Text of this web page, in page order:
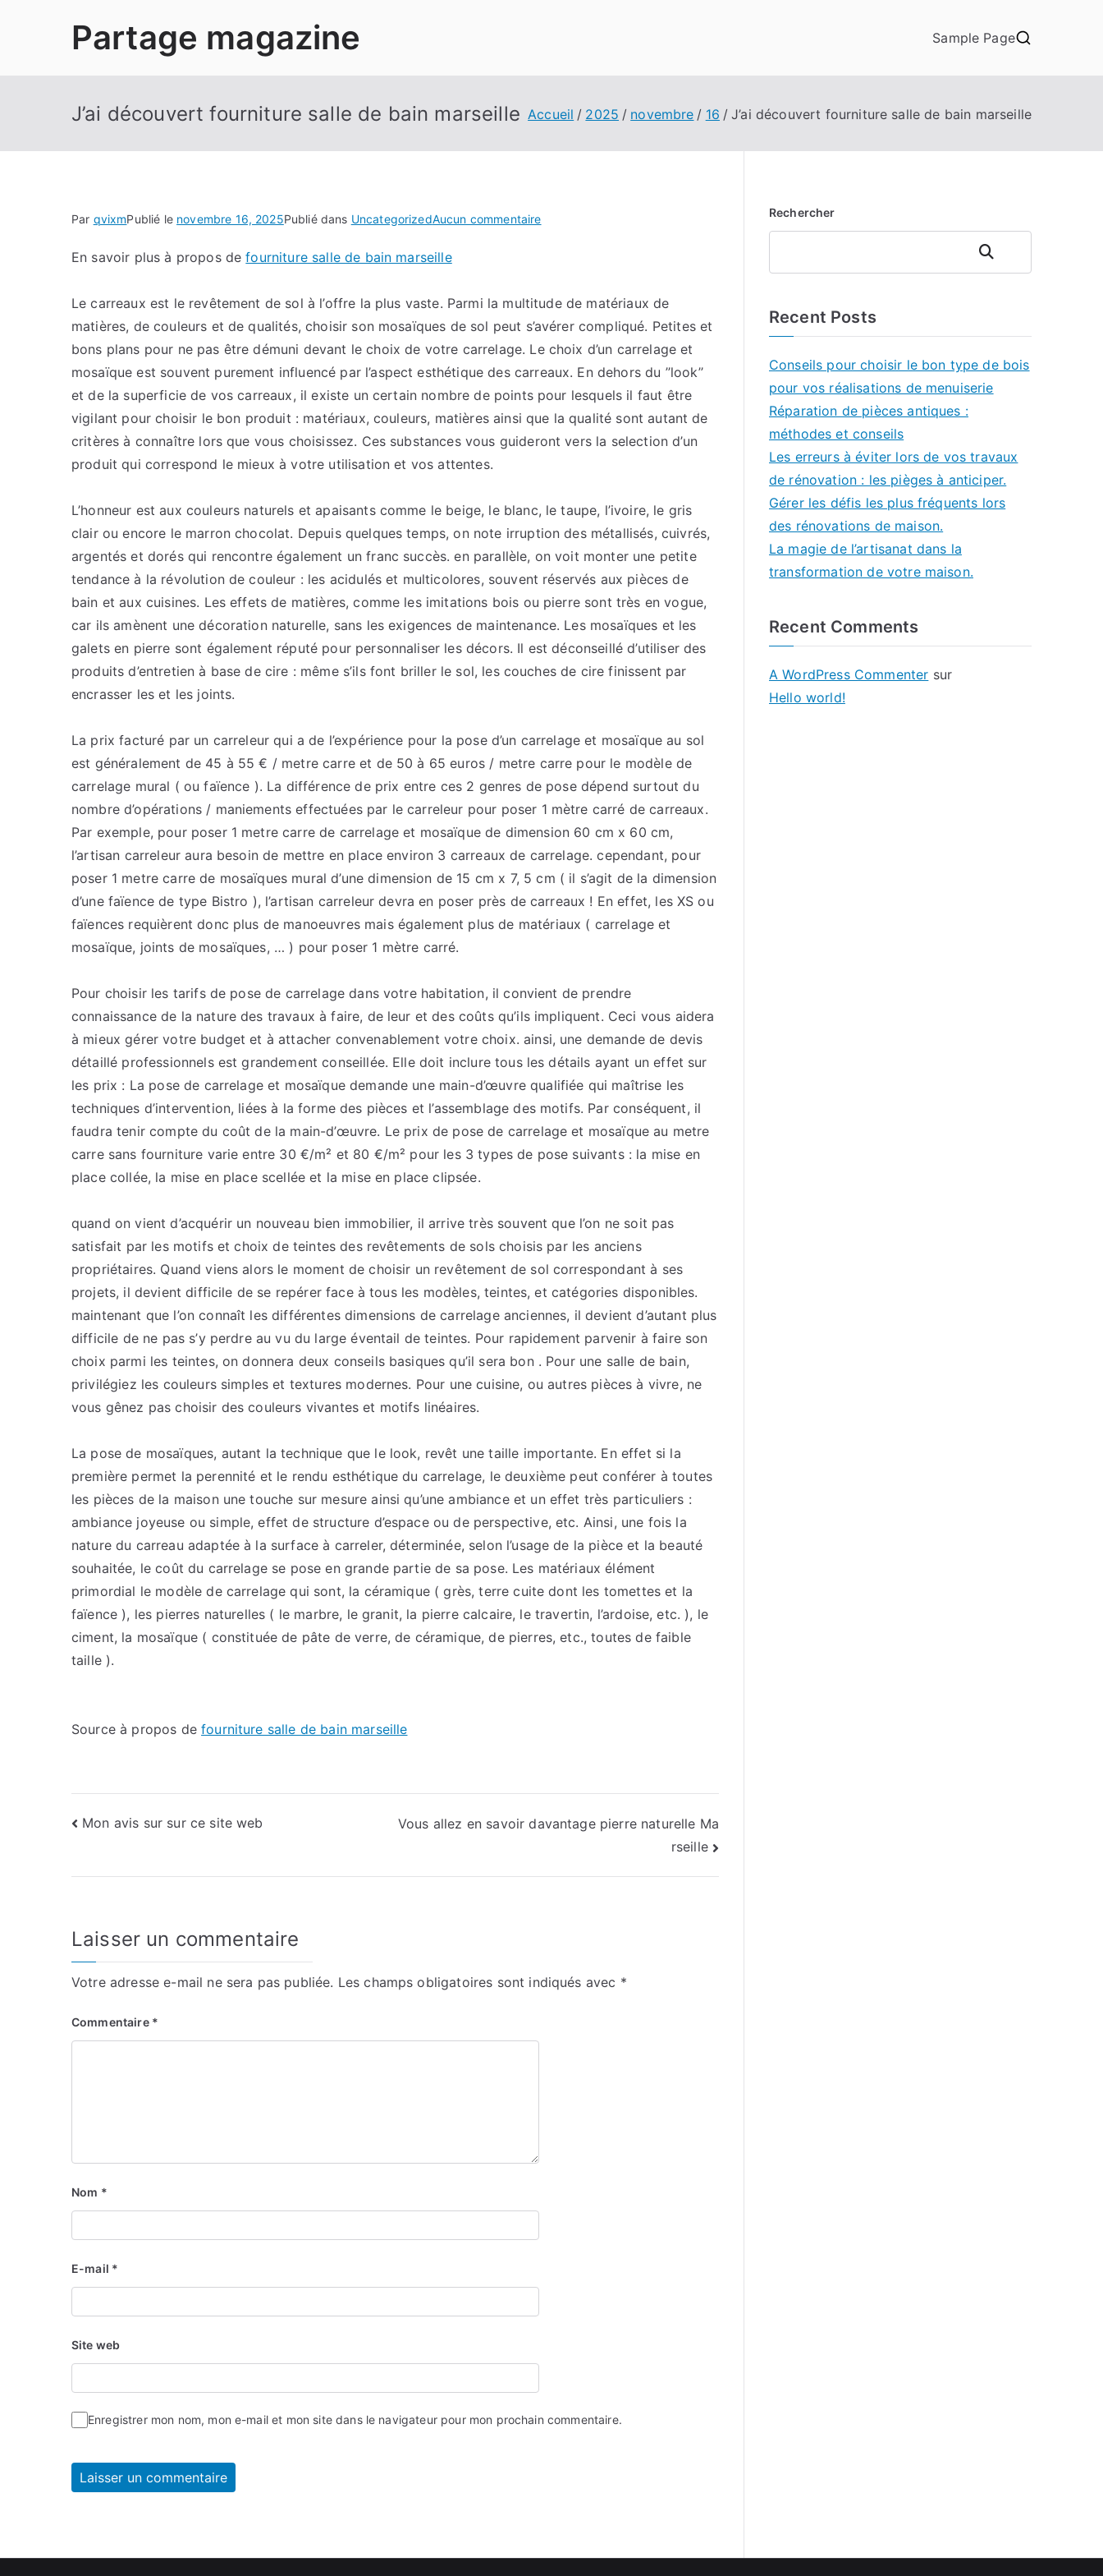
Partage magazine Sample Page
J’ai découvert fourniture salle de bain marseille Accueil 2025 novembre 16 J’ai découvert fourniture salle de bain marseille
Par qvixmPublié le novembre 16, 2025Publié dans UncategorizedAucun commentairesur
salle
de
bain
En savoir plus à propos defourniture salle de bain marseille
Le carreaux est le revêtement de sol à l’offre la plus vaste. Parmi la multitude de matériaux de
matières, de couleurs et de qualités, choisir son mosaïques de sol peut s’avérer compliqué. Petites et
bons plans pour ne pas être démuni devant le choix de votre carrelage. Le choix d’un carrelage et
mosaïque est souvent purement influencé par l’aspect esthétique des carreaux. En dehors du ’’look’’
et de la superficie de vos carreaux, il existe un certain nombre de points pour lesquels il faut être
vigilant pour choisir le bon produit : matériaux, couleurs, matières ainsi que la qualité sont autant de
critères à connaître lors que vous choisissez. Ces substances vous guideront vers la selection d’un
produit qui correspond le mieux à votre utilisation et vos attentes.
L’honneur est aux couleurs naturels et apaisants comme le beige, le blanc, le taupe, l’ivoire, le gris
clair ou encore le marron chocolat. Depuis quelques temps, on note irruption des métallisés, cuivrés,
argentés et dorés qui rencontre également un franc succès. en parallèle, on voit monter une petite
tendance à la révolution de couleur : les acidulés et multicolores, souvent réservés aux pièces de
bain et aux cuisines. Les effets de matières, comme les imitations bois ou pierre sont très en vogue,
car ils amènent une décoration naturelle, sans les exigences de maintenance. Les mosaïques et les
galets en pierre sont également réputé pour personnaliser les décors. Il est déconseillé d’utiliser des
produits d’entretien à base de cire : même s’ils font briller le sol, les couches de cire finissent par
encrasser les et les joints.
La prix facturé par un carreleur qui a de l’expérience pour la pose d’un carrelage et mosaïque au sol
est généralement de 45 à 55 € / metre carre et de 50 à 65 euros / metre carre pour le modèle de
carrelage mural ( ou faïence ). La différence de prix entre ces 2 genres de pose dépend surtout du
nombre d’opérations / maniements effectuées par le carreleur pour poser 1 mètre carré de carreaux.
Par exemple, pour poser 1 metre carre de carrelage et mosaïque de dimension 60 cm x 60 cm,
l’artisan carreleur aura besoin de mettre en place environ 3 carreaux de carrelage. cependant, pour
poser 1 metre carre de mosaïques mural d’une dimension de 15 cm x 7, 5 cm ( il s’agit de la dimension
d’une faïence de type Bistro ), l’artisan carreleur devra en poser près de carreaux ! En effet, les XS ou
faïences requièrent donc plus de manoeuvres mais également plus de matériaux ( carrelage et
mosaïque, joints de mosaïques, … ) pour poser 1 mètre carré.
Pour choisir les tarifs de pose de carrelage dans votre habitation, il convient de prendre
connaissance de la nature des travaux à faire, de leur et des coûts qu’ils impliquent. Ceci vous aidera
à mieux gérer votre budget et à attacher convenablement votre choix. ainsi, une demande de devis
détaillé professionnels est grandement conseillée. Elle doit inclure tous les détails ayant un effet sur
les prix : La pose de carrelage et mosaïque demande une main-d’œuvre qualifiée qui maîtrise les
techniques d’intervention, liées à la forme des pièces et l’assemblage des motifs. Par conséquent, il
faudra tenir compte du coût de la main-d’œuvre. Le prix de pose de carrelage et mosaïque au metre
carre sans fourniture varie entre 30 €/m² et 80 €/m² pour les 3 types de pose suivants : la mise en
place collée, la mise en place scellée et la mise en place clipsée.
quand on vient d’acquérir un nouveau bien immobilier, il arrive très souvent que l’on ne soit pas
satisfait par les motifs et choix de teintes des revêtements de sols choisis par les anciens
propriétaires. Quand viens alors le moment de choisir un revêtement de sol correspondant à ses
projets, il devient difficile de se repérer face à tous les modèles, teintes, et catégories disponibles.
maintenant que l’on connaît les différentes dimensions de carrelage anciennes, il devient d’autant plus
difficile de ne pas s’y perdre au vu du large éventail de teintes. Pour rapidement parvenir à faire son
choix parmi les teintes, on donnera deux conseils basiques qu’il sera bon . Pour une salle de bain,
privilégiez les couleurs simples et textures modernes. Pour une cuisine, ou autres pièces à vivre, ne
vous gênez pas choisir des couleurs vivantes et motifs linéaires.
La pose de mosaïques, autant la technique que le look, revêt une taille importante. En effet si la
première permet la perennité et le rendu esthétique du carrelage, le deuxième peut conférer à toutes
les pièces de la maison une touche sur mesure ainsi qu’une ambiance et un effet très particuliers :
ambiance joyeuse ou simple, effet de structure d’espace ou de perspective, etc. Ainsi, une fois la
nature du carreau adaptée à la surface à carreler, déterminée, selon l’usage de la pièce et la beauté
souhaitée, le coût du carrelage se pose en grande partie de sa pose. Les matériaux élément
primordial le modèle de carrelage qui sont, la céramique ( grès, terre cuite dont les tomettes et la
faïence ), les pierres naturelles ( le marbre, le granit, la pierre calcaire, le travertin, l’ardoise, etc. ), le
ciment, la mosaïque ( constituée de pâte de verre, de céramique, de pierres, etc., toutes de faible
taille ).
Source à propos defourniture salle de bain marseille
Navigation
Mon avis sur sur ce site web
Vous allez en savoir davantage pierre naturelle Ma
rseille
Laisser un commentaire
Votre adresse e-mail ne sera pas publiée. Les champs obligatoires sont indiqués avec *
Commentaire *
Nom *
E-mail *
Site web
Enregistrer mon nom, mon e-mail et mon site dans le navigateur pour mon prochain commentaire.
Rechercher
Rechercher
Recent Posts
Conseils pour choisir le bon type de bois
pour vos réalisations de menuiserie
Réparation de pièces antiques :
méthodes et conseils
Les erreurs à éviter lors de vos travaux
de rénovation : les pièges à anticiper.
Gérer les défis les plus fréquents lors
des rénovations de maison.
La magie de l’artisanat dans la
transformation de votre maison.
Recent Comments
A WordPress Commenter sur
Hello world!